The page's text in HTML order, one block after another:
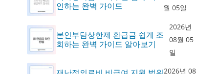
인하는 완벽 가이드
월 05일
본인부담상한제 환급금 쉽게 조
회하는 완벽 가이드 알아보기
2026년
08월 05
일
2026년 08